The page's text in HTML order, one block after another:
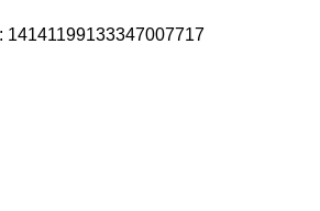
14141199133347007717